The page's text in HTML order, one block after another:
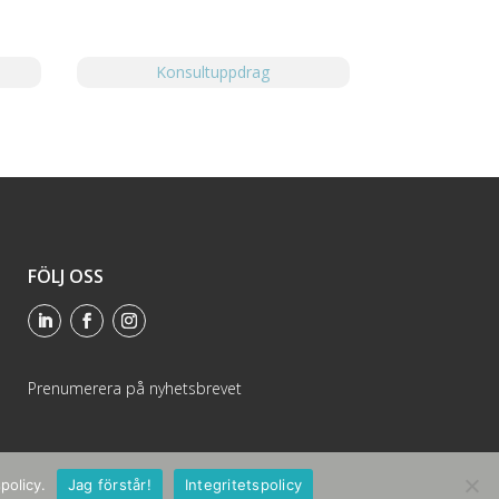
Konsultuppdrag
FÖLJ OSS
Prenumerera på nyhetsbrevet
Jag förstår! Integritetspolicy